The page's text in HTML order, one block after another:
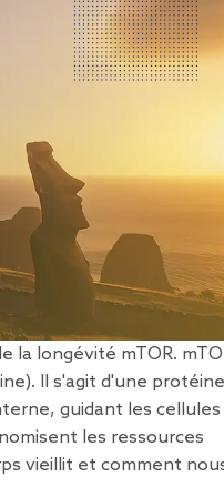
la longévité mTOR.
Il s'agit d'une
guidant les
les ressources
vieillit et comment